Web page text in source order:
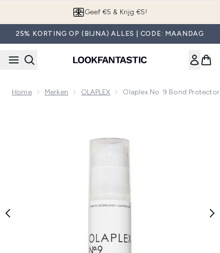
App downloaden
25% KORTING OP (BIJNA) ALLES | CODE: MAANDAG
Home Merken OLAPLEX Olaplex No. 9 Bond